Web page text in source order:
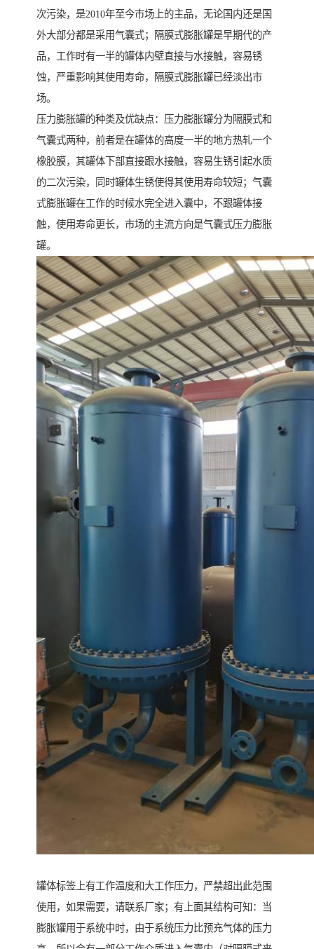
次污染，是2010年至今市场上的主品，无论国内还是国
外大部分都是采用气囊式；隔膜式膨胀罐是早期代的产
品，工作时有一半的罐体内壁直接与水接触，容易锈
蚀，严重影响其使用寿命，隔膜式膨胀罐已经淡出市
场。
压力膨胀罐的种类及优缺点：压力膨胀罐分为隔膜式和
气囊式两种，前者是在罐体的高度一半的地方热轧一个
橡胶膜，其罐体下部直接跟水接触，容易生锈引起水质
的二次污染，同时罐体生锈使得其使用寿命较短；气囊
式膨胀罐在工作的时候水完全进入囊中，不跟罐体接
触，使用寿命更长，市场的主流方向是气囊式压力膨胀
罐。
罐体标签上有工作温度和大工作压力，严禁超出此范围
使用，如果需要，请联系厂家；有上面其结构可知：当
膨胀罐用于系统中时，由于系统压力比预充气体的压力